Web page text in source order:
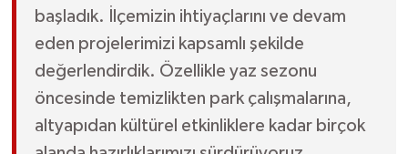
başladık. İlçemizin ihtiyaçlarını ve devam
eden projelerimizi kapsamlı şekilde
değerlendirdik. Özellikle yaz sezonu
öncesinde temizlikten park çalışmalarına,
altyapıdan kültürel etkinliklere kadar birçok